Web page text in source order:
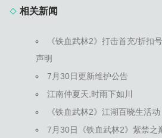
相关新闻
《铁血武林2》打击首充/折扣
声明
7月30日更新维护公告
江南仲夏天,时雨下如川
《铁血武林2》江湖百晓生活动
7月30日《铁血武林2》紫禁之